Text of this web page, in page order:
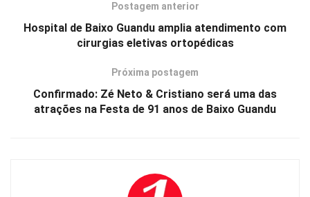
Postagem anterior
Hospital de Baixo Guandu amplia atendimento com
cirurgias eletivas ortopédicas
Próxima postagem
Confirmado: Zé Neto & Cristiano será uma das
atrações na Festa de 91 anos de Baixo Guandu